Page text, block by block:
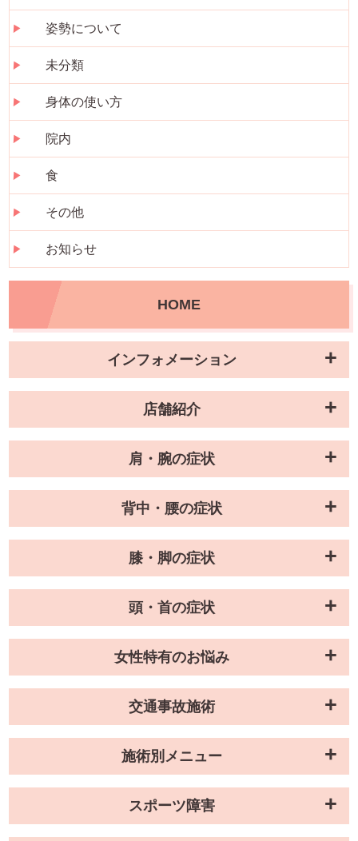
姿勢について
未分類
身体の使い方
院内
食
その他
お知らせ
HOME
インフォメーション
店舗紹介
肩・腕の症状
背中・腰の症状
膝・脚の症状
頭・首の症状
女性特有のお悩み
交通事故施術
施術別メニュー
スポーツ障害